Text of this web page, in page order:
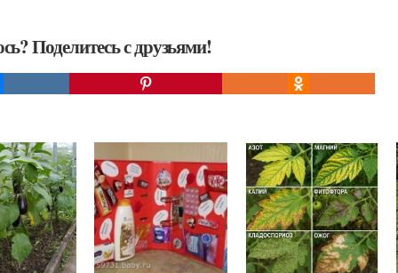
Поделитесь с друзьями!